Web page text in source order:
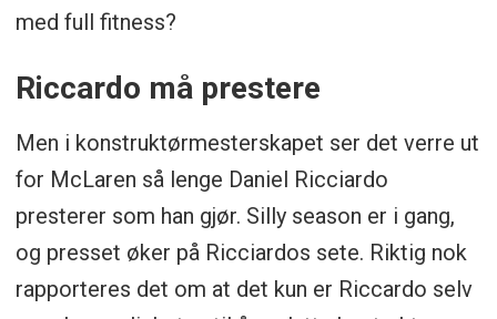
med full fitness?
Riccardo må prestere
Men i konstruktørmesterskapet ser det verre ut
for McLaren så lenge Daniel Ricciardo
presterer som han gjør. Silly season er i gang,
og presset øker på Ricciardos sete. Riktig nok
rapporteres det om at det kun er Riccardo selv